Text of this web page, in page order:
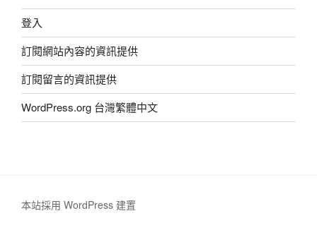
登入
訂閱網站內容的資訊提供
訂閱留言的資訊提供
WordPress.org 台灣繁體中文
本站採用 WordPress 建置